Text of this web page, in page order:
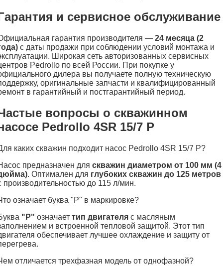
и сервисное обслуживание
гарантия производителя — 24 месяца (2
с даты продажи при соблюдении условий монтажа и
Широкая сеть авторизованных сервисных
Pedrollo по всей России. При покупке у
дилера вы получаете полную техническую
оригинальные запчасти и квалифицированный
в гарантийный и постгарантийный период.
вопросы о скважинном
Pedrollo 4SR 15/7 P
каких скважин подходит насос Pedrollo 4SR 15/7 P?
предназначен для скважин диаметром от 100 мм (4
. Оптимален для глубоких скважин до 125 метров
производительностью до 115 л/мин.
означает буква "P" в маркировке?
"P" означает тип двигателя с масляным
и встроенной тепловой защитой. Этот тип
обеспечивает лучшее охлаждение и защиту от
отличается трехфазная модель от однофазной?